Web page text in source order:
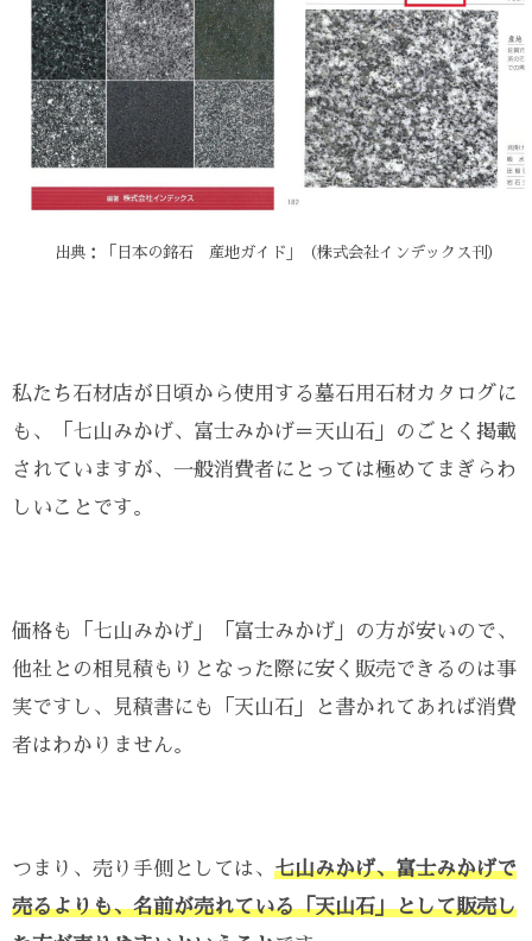
出典：「日本の銘石 産地ガイド」（株式会社インデックス刊）
私たち石材店が日頃から使用する墓石用石材カタログに
も、「七山みかげ、富士みかげ＝天山石」のごとく掲載
されていますが、一般消費者にとっては極めてまぎらわ
しいことです。
価格も「七山みかげ」「富士みかげ」の方が安いので、
他社との相見積もりとなった際に安く販売できるのは事
実ですし、見積書にも「天山石」と書かれてあれば消費
者はわかりません。
つまり、売り手側としては、 七山みかげ、富士みかげで
売るよりも、名前が売れている「天山石」として販売し